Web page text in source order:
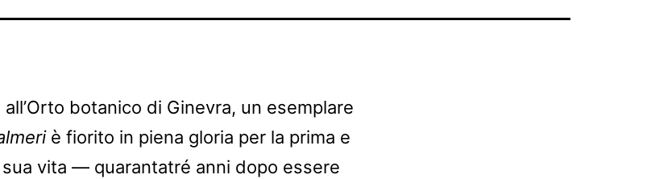
botanico di Ginevra, un esemplare
è fiorito in piena gloria per la prima e
vita — quarantatré anni dopo essere